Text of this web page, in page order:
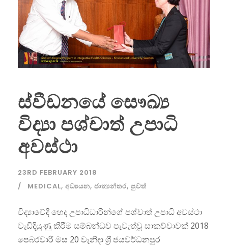
ස්වීඩනයේ සෞඛ්‍ය
විද්‍යා පශ්චාත් උපාධි
අවස්ථා
23RD FEBRUARY 2018
MEDICAL, අධ්‍යයන, ජාත්‍යන්තර, පුවත්
විද්‍යාවේදී හෙද උපාධිධාරීන්ගේ පශ්චාත් උපාධි අවස්ථා
වැඩිදියුණු කිරීම සම්බන්ධව පැවැත්වූ සාකච්චාවක් 2018
පෙබරවාරි මස 20 වැනිදා ශ්‍රී ජයවර්ධනපුර